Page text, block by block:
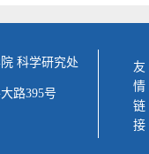
科学研究处
路395号 友情链接